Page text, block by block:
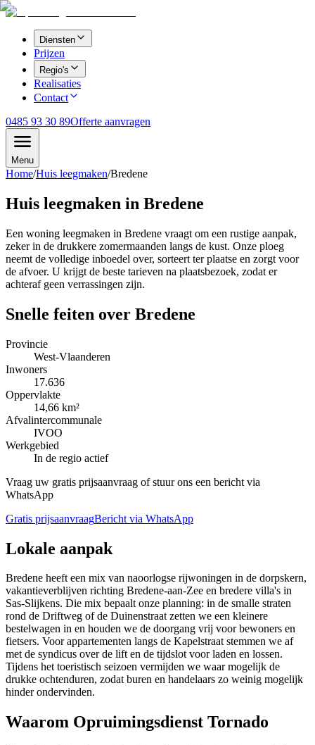
Diensten
Prijzen
Regio's
Realisaties
Contact
0485 93 30 89Offerte aanvragen
Menu
Home/Huis leegmaken/Bredene
Huis leegmaken in Bredene
Een woning leegmaken in Bredene vraagt om een rustige aanpak,
zeker in de drukkere zomermaanden langs de kust. Onze ploeg
neemt de volledige inboedel over, sorteert ter plaatse en zorgt voor
de afvoer. U krijgt de beste tarieven na plaatsbezoek, zodat er
achteraf geen verrassingen zijn.
Snelle feiten over Bredene
Provincie
West-Vlaanderen
Inwoners
17.636
Oppervlakte
14,66 km²
Afvalintercommunale
IVOO
Werkgebied
In de regio actief
Vraag uw gratis prijsaanvraag of stuur ons een bericht via
WhatsApp
Gratis prijsaanvraagBericht via WhatsApp
Lokale aanpak
Bredene heeft een mix van naoorlogse rijwoningen in de dorpskern,
vakantieverblijven richting Bredene-aan-Zee en bredere villa's in
Sas-Slijkens. Die mix bepaalt onze planning: in de smalle straten
rond de Driftweg of de Duinenstraat zetten we een kleinere
bestelwagen in en houden we de doorgang vrij voor bewoners en
fietsers. Voor appartementen langs de Kapelstraat stemmen we af
met de syndicus over de lift en de tijdslot voor laden en lossen.
Tijdens het toeristisch seizoen vermijden we waar mogelijk de
drukke ochtenduren, zodat buren en handelaars zo weinig mogelijk
hinder ondervinden.
Waarom Opruimingsdienst Tornado